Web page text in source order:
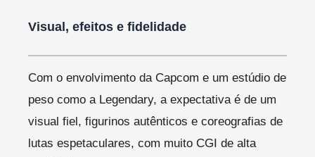
Visual, efeitos e fidelidade
Com o envolvimento da Capcom e um estúdio de
peso como a Legendary, a expectativa é de um
visual fiel, figurinos autênticos e coreografias de
lutas espetaculares, com muito CGI de alta